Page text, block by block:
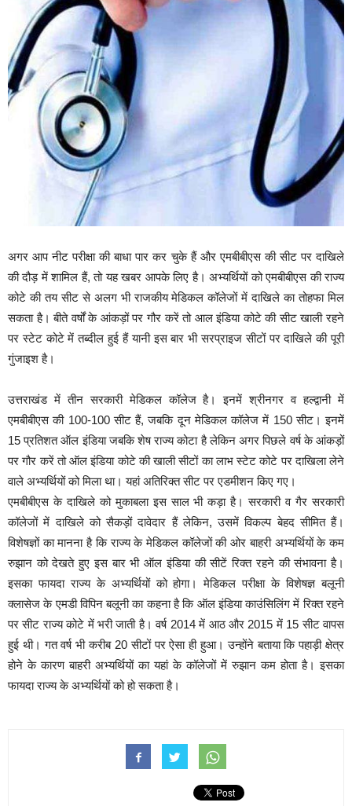
अगर आप नीट परीक्षा की बाधा पार कर चुके हैं और एमबीबीएस की सीट पर दाखिले
की दौड़ में शामिल हैं, तो यह खबर आपके लिए है। अभ्यर्थियों को एमबीबीएस की राज्य
कोटे की तय सीट से अलग भी राजकीय मेडिकल कॉलेजों में दाखिले का तोहफा मिल
सकता है। बीते वर्षों के आंकड़ों पर गौर करें तो आल इंडिया कोटे की सीट खाली रहने
पर स्टेट कोटे में तब्दील हुई हैं यानी इस बार भी सरप्राइज सीटों पर दाखिले की पूरी
गुंजाइश है।
उत्तराखंड में तीन सरकारी मेडिकल कॉलेज है। इनमें श्रीनगर व हल्द्वानी में
एमबीबीएस की 100-100 सीट हैं, जबकि दून मेडिकल कॉलेज में 150 सीट। इनमें
15 प्रतिशत ऑल इंडिया जबकि शेष राज्य कोटा है लेकिन अगर पिछले वर्ष के आंकड़ों
पर गौर करें तो ऑल इंडिया कोटे की खाली सीटों का लाभ स्टेट कोटे पर दाखिला लेने
वाले अभ्यर्थियों को मिला था। यहां अतिरिक्त सीट पर एडमीशन किए गए।
एमबीबीएस के दाखिले को मुकाबला इस साल भी कड़ा है। सरकारी व गैर सरकारी
कॉलेजों में दाखिले को सैकड़ों दावेदार हैं लेकिन, उसमें विकल्प बेहद सीमित हैं।
विशेषज्ञों का मानना है कि राज्य के मेडिकल कॉलेजों की ओर बाहरी अभ्यर्थियों के कम
रुझान को देखते हुए इस बार भी ऑल इंडिया की सीटें रिक्त रहने की संभावना है।
इसका फायदा राज्य के अभ्यर्थियों को होगा। मेडिकल परीक्षा के विशेषज्ञ बलूनी
क्लासेज के एमडी विपिन बलूनी का कहना है कि ऑल इंडिया काउंसिलिंग में रिक्त रहने
पर सीट राज्य कोटे में भरी जाती है। वर्ष 2014 में आठ और 2015 में 15 सीट वापस
हुई थी। गत वर्ष भी करीब 20 सीटों पर ऐसा ही हुआ। उन्होंने बताया कि पहाड़ी क्षेत्र
होने के कारण बाहरी अभ्यर्थियों का यहां के कॉलेजों में रुझान कम होता है। इसका
फायदा राज्य के अभ्यर्थियों को हो सकता है।